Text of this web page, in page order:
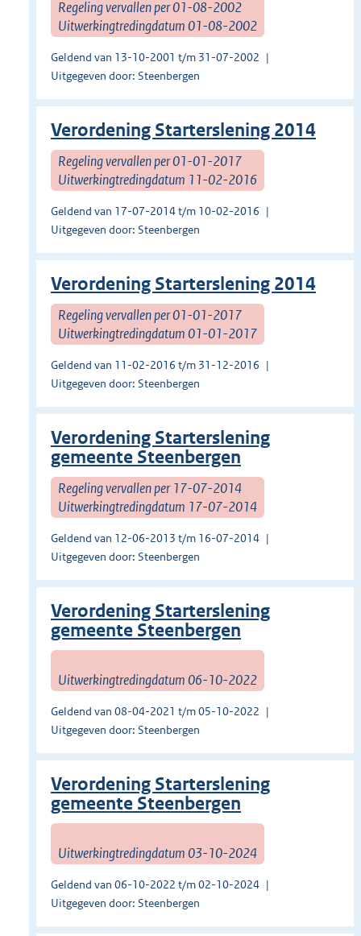
Regeling vervallen per 01-08-2002
Uitwerkingtredingdatum 01-08-2002
Geldend van 13-10-2001 t/m 31-07-2002
Uitgegeven door: Steenbergen
Verordening Starterslening 2014
Regeling vervallen per 01-01-2017
Uitwerkingtredingdatum 11-02-2016
Geldend van 17-07-2014 t/m 10-02-2016
Uitgegeven door: Steenbergen
Verordening Starterslening 2014
Regeling vervallen per 01-01-2017
Uitwerkingtredingdatum 01-01-2017
Geldend van 11-02-2016 t/m 31-12-2016
Uitgegeven door: Steenbergen
Verordening Starterslening
gemeente Steenbergen
Regeling vervallen per 17-07-2014
Uitwerkingtredingdatum 17-07-2014
Geldend van 12-06-2013 t/m 16-07-2014
Uitgegeven door: Steenbergen
Verordening Starterslening
gemeente Steenbergen
Uitwerkingtredingdatum 06-10-2022
Geldend van 08-04-2021 t/m 05-10-2022
Uitgegeven door: Steenbergen
Verordening Starterslening
gemeente Steenbergen
Uitwerkingtredingdatum 03-10-2024
Geldend van 06-10-2022 t/m 02-10-2024
Uitgegeven door: Steenbergen